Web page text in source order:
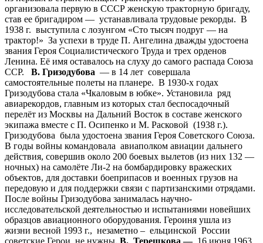
организовала первую в СССР женскую тракторную бригаду,
став ее бригадиром — устанавливала трудовые рекорды. В
1938 г. выступила с лозунгом «Сто тысяч подруг — на
трактор!» За успехи в труде П. Ангелина дважды удостоена
звания Героя Социалистического Труда и трех орденов
Ленина. Её имя оставалось на слуху до самого распада Союза
ССР. В. Гризодубова — в 14 лет совершала
самостоятельные полеты на планере. В 1930-х годах
Гризодубова стала «Чкаловым в юбке». Установила ряд
авиарекордов, главным из которых стал беспосадочный
перелёт из Москвы на Дальний Восток в составе женского
экипажа вместе с П. Осипенко и М. Расковой (1938 г.).
Гризодубова была удостоена звания Героя Советского Союза.
В годы войны командовала авиаполком авиации дальнего
действия, совершив около 200 боевых вылетов (из них 132 —
ночных) на самолёте Ли-2 на бомбардировку вражеских
объектов, для доставки боеприпасов и военных грузов на
передовую и для поддержки связи с партизанскими отрядами.
После войны Гризодубова занималась научно-
исследовательской деятельностью и испытаниями новейших
образцов авиационного оборудования. Героиня ушла из
жизни весной 1993 г., незаметно – ельцинской России
советские Герои не нужны. В. Терешкова —16 июня 1963